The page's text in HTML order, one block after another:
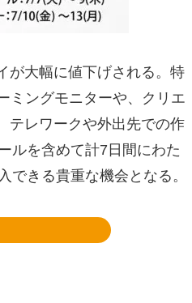
が大幅に値下げされる。特
ミングモニターや、クリエ
テレワークや外出先での作
ルを含めて計7日間にわた
できる貴重な機会となる。